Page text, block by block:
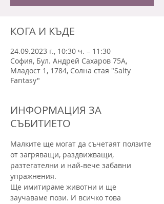
КОГА И КЪДЕ
24.09.2023 г., 10:30 ч. – 11:30
София, Бул. Андрей Сахаров 75А,
Младост 1, 1784, Солна стая "Salty
Fantasy"
ИНФОРМАЦИЯ ЗА
СЪБИТИЕТО
Малките ще могат да съчетаят ползите
от загряващи, раздвижващи,
разтегателни и най-вече забавни
упражнения.
Ще имитираме животни и ще
заучаваме пози. И всичко това